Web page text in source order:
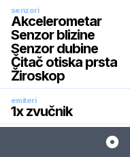
senzori
Akcelerometar
Senzor blizine
Senzor dubine
Čitač otiska prsta
Žiroskop
emiteri
1x zvučnik